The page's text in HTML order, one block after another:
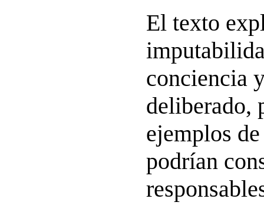
El texto
conciencia
deliberado,
ejemplos
podrían